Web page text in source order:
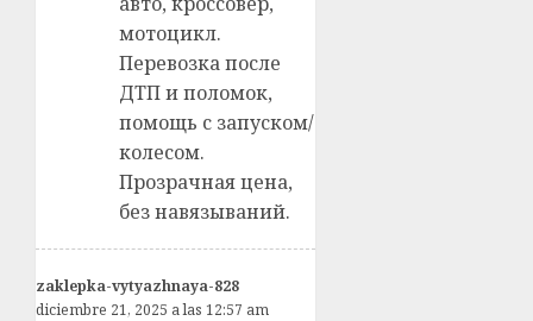
мотоцикл.
Перевозка после
ДТП и поломок,
помощь с запуском/
колесом.
Прозрачная цена,
без навязываний.
zaklepka-vytyazhnaya-828
diciembre 21, 2025 a las 12:57 am